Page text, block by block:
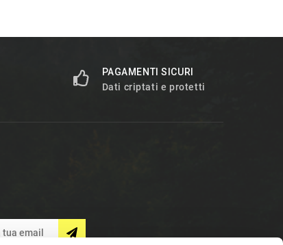
PAGAMENTI SICURI
Dati criptati e protetti